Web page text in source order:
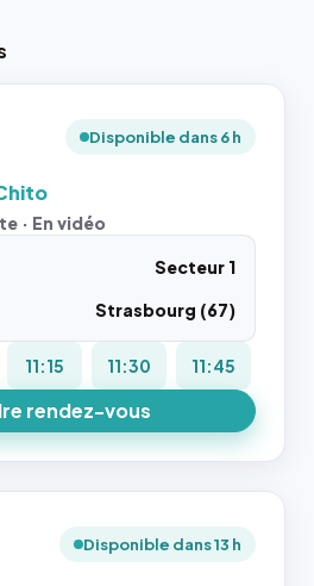
Disponible dans 6 h
· En vidéo
Secteur 1
Strasbourg (67)
11:15 11:30 11:45
rendez-vous
Disponible dans 13 h